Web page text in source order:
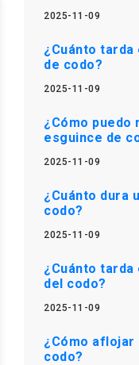
2025-11-09
¿Cuánto
de codo?
2025-11-09
¿Cómo puedo
esguince de
2025-11-09
¿Cuánto dura
codo?
2025-11-09
¿Cuánto
del codo?
2025-11-09
¿Cómo
codo?